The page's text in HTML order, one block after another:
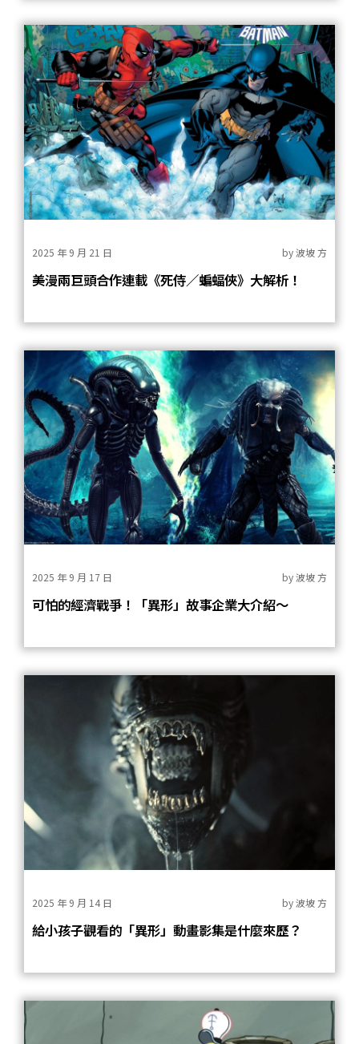
2025 年 9 月 21 日 by波坡 方
美漫兩巨頭合作連載《死侍／蝙蝠俠》大解析！
2025 年 9 月 17 日 by波坡 方
可怕的經濟戰爭！「異形」故事企業大介紹～
2025 年 9 月 14 日 by波坡 方
給小孩子觀看的「異形」動畫影集是什麼來歷？